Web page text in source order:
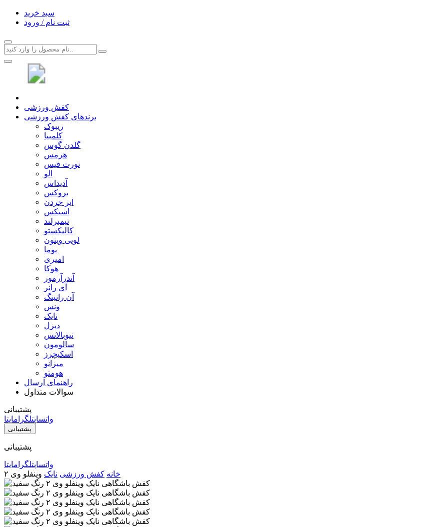
سبد خرید
ثبت نام / ورود
کفش ورزشی
برندهای کفش ورزشی
ریبوک
کلمبیا
گلدن گوس
هرمس
نورث فیس
الو
آدیداس
بروکس
ایر جردن
اسیکس
تیمبرلند
کالیکستو
لویی ویتون
پوما
امیری
هوکا
آندرآرمور
آی رانر
آن رانینگ
ونس
نایک
دیزل
نیوبالانس
سالومون
اسکیچرز
میزانو
هومتو
راهنمای ارسال
سوالات متداول
پشتیبانی
واتساپتلگرامایتا
پشتیبانی
پشتیبانی
واتساپتلگرامایتا
خانه کفش ورزشی نایک وینفلو وی ۲